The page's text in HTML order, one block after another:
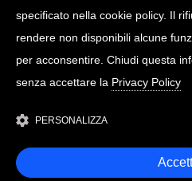
Dove
Quanto
specificato nella cookie policy. Il
rendere non disponibili alcune
per acconsentire. Chiudi questa
senza accettare la Privacy Policy
PERSONALIZZA